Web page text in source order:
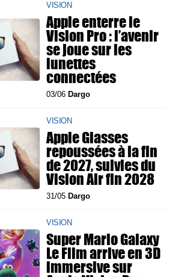
VISION
Apple enterre le
Vision Pro : l’avenir
se joue sur les
lunettes
connectées
03/06 Dargo
VISION
Apple Glasses
repoussées à la fin
de 2027, suivies du
Vision Air fin 2028
31/05 Dargo
VISION
Super Mario Galaxy
Le Film arrive en 3D
immersive sur